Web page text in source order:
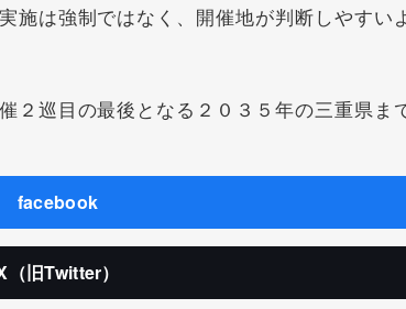
施は強制ではなく、開催地が判断しやすい
巡目の最後となる２０３５年の三重県ま
facebook
（旧Twitter）